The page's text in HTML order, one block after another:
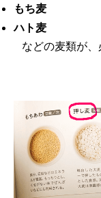
もち麦
ハト麦
などの麦類が